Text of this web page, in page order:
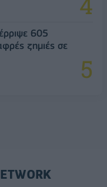
605
ζημιές σε